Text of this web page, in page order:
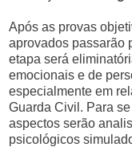
Após as provas
aprovados passarão
etapa será
emocionais e de
especialmente em
Guarda Civil. Para
aspectos serão
psicológicos